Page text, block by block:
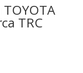
TRC